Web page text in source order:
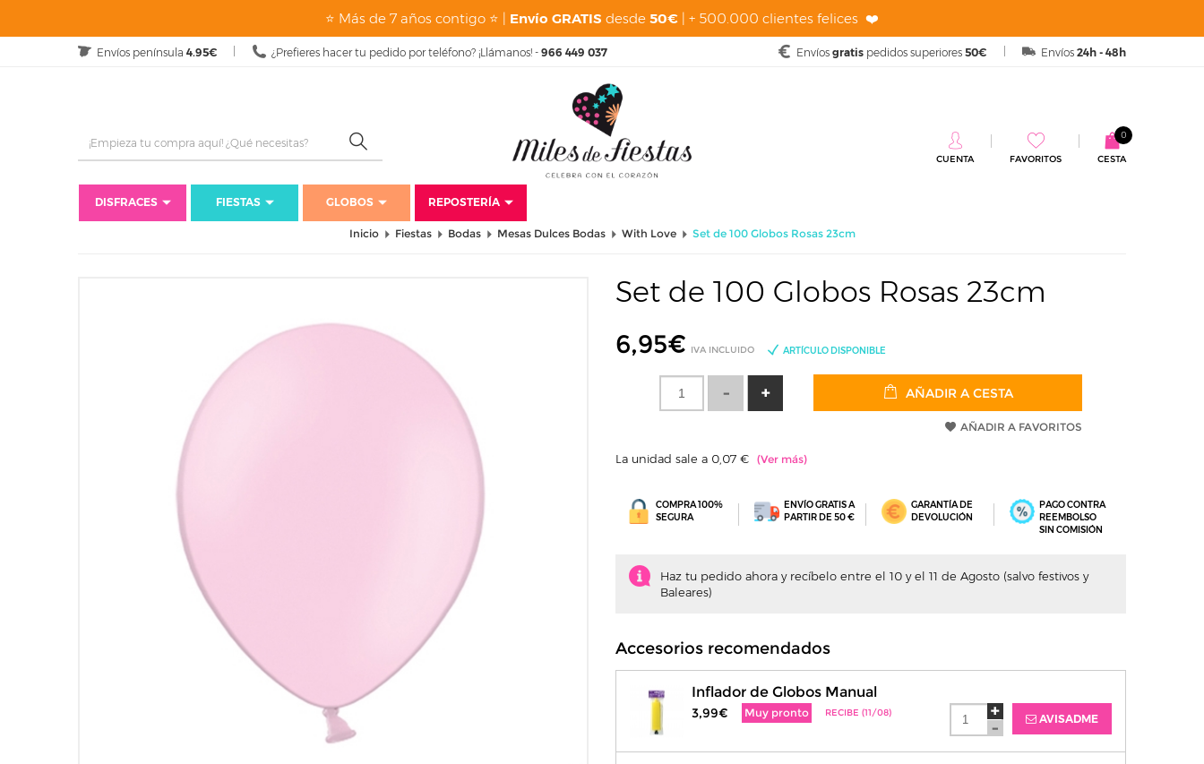
⭐ Más de 7 años contigo ⭐ | Envío GRATIS desde 50€ | + 500.000 clientes felices ❤️
Envíos península 4.95€ ¿Prefieres hacer tu pedido por teléfono? ¡Llámanos! - 966 449 037 Envíos 24h - 48h
Envíos gratis pedidos superiores 50€
CESTA
0
CUENTA FAVORITOS
DISFRACES FIESTAS GLOBOS REPOSTERÍA
Inicio Fiestas Bodas Mesas Dulces Bodas With Love Set de 100 Globos Rosas 23cm
Set de 100 Globos Rosas 23cm
6,95€ IVA INCLUIDO ARTÍCULO DISPONIBLE
AÑADIR A CESTA
AÑADIR A FAVORITOS
La unidad sale a 0,07 €
COMPRA 100%
SEGURA
ENVÍO GRATIS A
PARTIR DE 50 €
GARANTÍA DE
DEVOLUCIÓN
PAGO CONTRA
REEMBOLSO
SIN COMISIÓN
Haz tu pedido ahora y recíbelo entre el 10 y el 11 de Agosto (salvo festivos y
Baleares)
Accesorios recomendados
Inflador de Globos Manual
3,99€ Muy pronto RECIBE (11/08) AVISADME